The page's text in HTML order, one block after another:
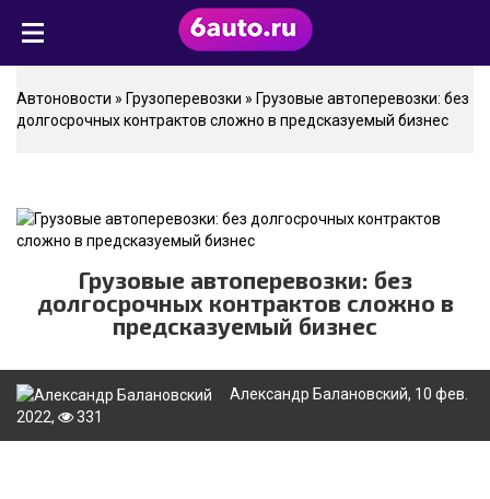
Автоновости » Грузоперевозки » Грузовые автоперевозки: без
долгосрочных контрактов сложно в предсказуемый бизнес
Грузовые автоперевозки: без
долгосрочных контрактов сложно в
предсказуемый бизнес
Александр Балановский, 10 фев.
2022,
331